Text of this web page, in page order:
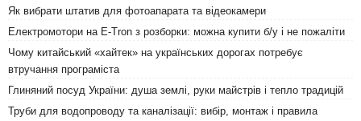
Як вибрати штатив для фотоапарата та відеокамери
Електромотори на E-Tron з розборки: можна купити б/у і не пожаліти
Чому китайський «хайтек» на українських дорогах потребує
втручання програміста
Глиняний посуд України: душа землі, руки майстрів і тепло традицій
Труби для водопроводу та каналізації: вибір, монтаж і правила